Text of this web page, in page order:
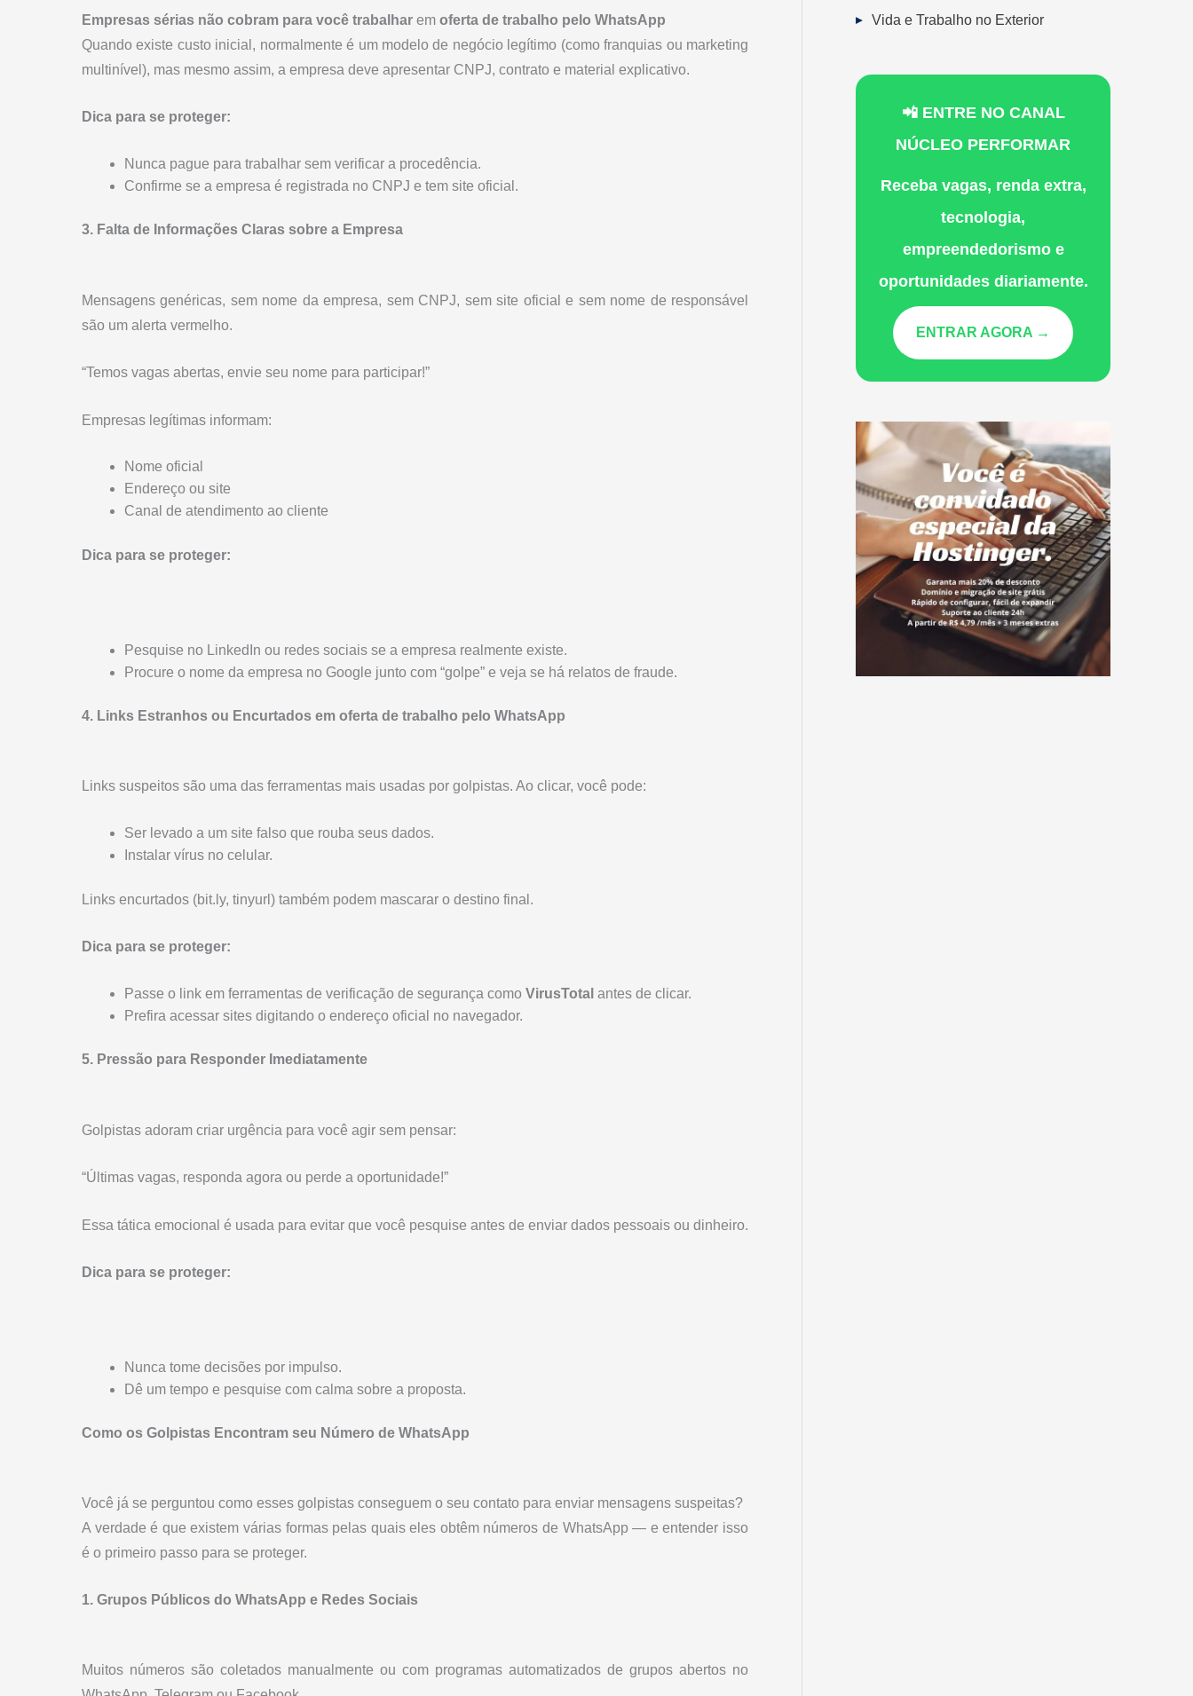
Empresas sérias não cobram para você trabalhar em oferta de trabalho pelo WhatsApp
Quando existe custo inicial, normalmente é um modelo de negócio legítimo (como franquias ou marketing
multinível), mas mesmo assim, a empresa deve apresentar CNPJ, contrato e material explicativo.
Dica para se proteger:
Nunca pague para trabalhar sem verificar a procedência.
Confirme se a empresa é registrada no CNPJ e tem site oficial.
3. Falta de Informações Claras sobre a Empresa
Mensagens genéricas, sem nome da empresa, sem CNPJ, sem site oficial e sem nome de responsável
são um alerta vermelho.
“Temos vagas abertas, envie seu nome para participar!”
Empresas legítimas informam:
Nome oficial
Endereço ou site
Canal de atendimento ao cliente
Dica para se proteger:
Pesquise no LinkedIn ou redes sociais se a empresa realmente existe.
Procure o nome da empresa no Google junto com “golpe” e veja se há relatos de fraude.
4. Links Estranhos ou Encurtados em oferta de trabalho pelo WhatsApp
Links suspeitos são uma das ferramentas mais usadas por golpistas. Ao clicar, você pode:
Ser levado a um site falso que rouba seus dados.
Instalar vírus no celular.
Links encurtados (bit.ly, tinyurl) também podem mascarar o destino final.
Dica para se proteger:
Passe o link em ferramentas de verificação de segurança como VirusTotal antes de clicar.
Prefira acessar sites digitando o endereço oficial no navegador.
5. Pressão para Responder Imediatamente
Golpistas adoram criar urgência para você agir sem pensar:
“Últimas vagas, responda agora ou perde a oportunidade!”
Essa tática emocional é usada para evitar que você pesquise antes de enviar dados pessoais ou dinheiro.
Dica para se proteger:
Nunca tome decisões por impulso.
Dê um tempo e pesquise com calma sobre a proposta.
Como os Golpistas Encontram seu Número de WhatsApp
Você já se perguntou como esses golpistas conseguem o seu contato para enviar mensagens suspeitas?
A verdade é que existem várias formas pelas quais eles obtêm números de WhatsApp — e entender isso
é o primeiro passo para se proteger.
1. Grupos Públicos do WhatsApp e Redes Sociais
Muitos números são coletados manualmente ou com programas automatizados de grupos abertos no
Vida e Trabalho no Exterior
📲 ENTRE NO CANAL
NÚCLEO PERFORMAR
Receba vagas, renda extra,
tecnologia,
empreendedorismo e
oportunidades diariamente.
ENTRAR AGORA →